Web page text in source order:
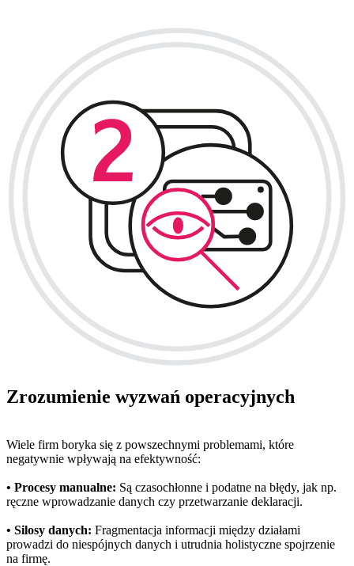
Zrozumienie wyzwań operacyjnych
Wiele firm boryka się z powszechnymi problemami, które
negatywnie wpływają na efektywność:
• Procesy manualne: Są czasochłonne i podatne na błędy, jak np.
ręczne wprowadzanie danych czy przetwarzanie deklaracji.
• Silosy danych: Fragmentacja informacji między działami
prowadzi do niespójnych danych i utrudnia holistyczne spojrzenie
na firmę.